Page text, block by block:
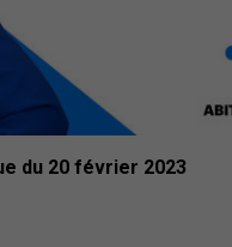
du 20 février 2023